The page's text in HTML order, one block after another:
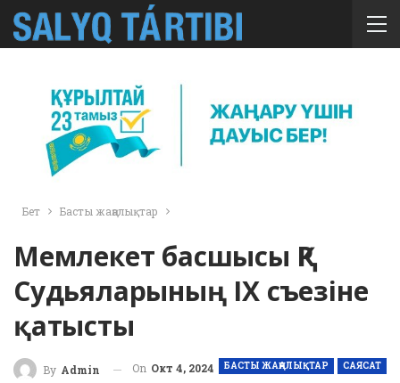
Бет Басты жаңалықтар
Мемлекет басшысы ҚР
Судьяларының ІХ съезіне
қатысты
БАСТЫ ЖАҢАЛЫҚТАР САЯСАТ
By Admin On Окт 4, 2024